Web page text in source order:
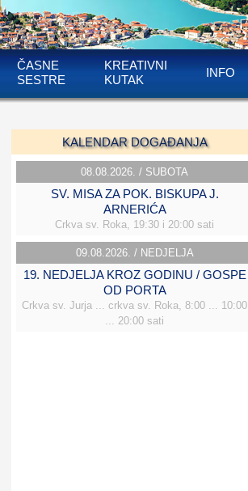
ČASNE
SESTRE
KREATIVNI
KUTAK
INFO
KALENDAR DOGAĐANJA
08.08.2026. / SUBOTA
SV. MISA ZA POK. BISKUPA J.
ARNERIĆA
Crkva sv. Roka, 19:30 i 20:00 sati
09.08.2026. / NEDJELJA
19. NEDJELJA KROZ GODINU / GOSPE
OD PORTA
Crkva sv. Jurja ... crkva sv. Roka, 8:00 ... 10:00
... 20:00 sati